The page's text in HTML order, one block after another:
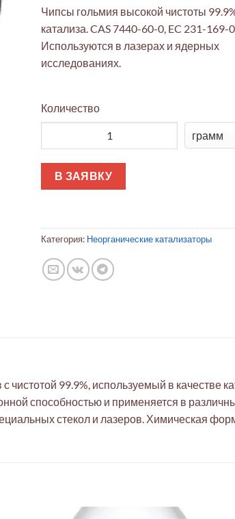
Чипсы гольмия высокой чистоты
катализа. CAS 7440-60-0, EC 231-169-0.
Используются в лазерах и ядерных
исследованиях.
Количество
В ЗАЯВКУ
Категория: Неорганические катализаторы
99.9%, используемый в качестве
способностью и применяется в
стекол и лазеров. Химическая